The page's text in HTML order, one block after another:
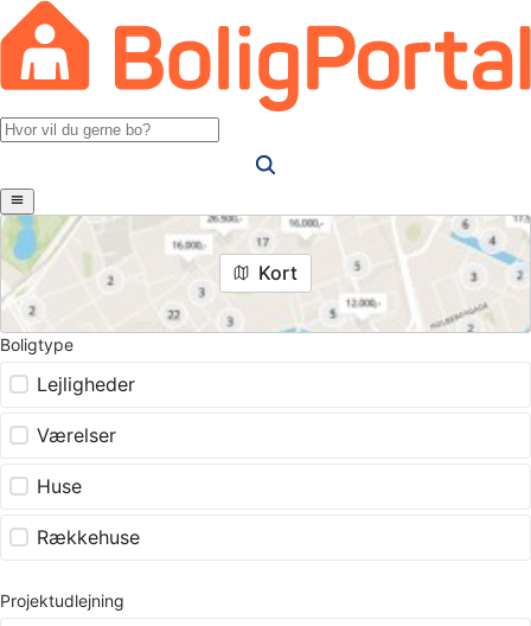
Kort
Boligtype
Lejligheder
Værelser
Huse
Rækkehuse
Projektudlejning